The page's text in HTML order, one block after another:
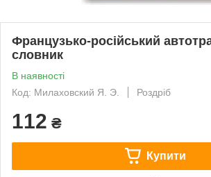
Французько-російський
словник
В наявності
Код: Милаховский Я. Э.
Роздріб
112 ₴
Купити